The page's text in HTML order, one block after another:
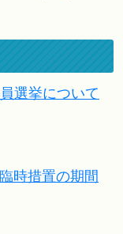
選挙について
時措置の期間